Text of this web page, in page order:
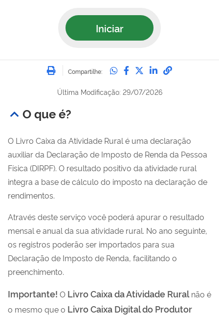
Iniciar
Imprimir
Compartilhe: Compartilhe no
Compartilhe no
Compartilhe no
Compartilhe
Última Modificação: 29/07/2026
O que é?
O Livro Caixa da Atividade Rural é uma declaração
auxiliar da Declaração de Imposto de Renda da Pessoa
Física (DIRPF). O resultado positivo da atividade rural
integra a base de cálculo do imposto na declaração de
rendimentos.
Através deste serviço você poderá apurar o resultado
mensal e anual da sua atividade rural. No ano seguinte,
os registros poderão ser importados para sua
Declaração de Imposto de Renda, facilitando o
preenchimento.
Importante! O Livro Caixa da Atividade Ruralnão é
o mesmo que o Livro Caixa Digital do Produtor